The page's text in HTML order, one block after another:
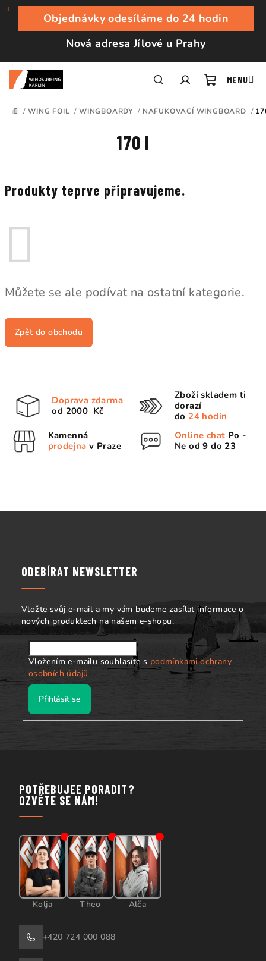
Přejít
obsah
Objednávky odesíláme do 24 hodin
Nová adresa Jílové u Prahy
DOMŮ
/ WING FOIL / WINGBOARDY / NAFUKOVACÍ WINGBOARD /
170 l
Produkty teprve připravujeme.
Můžete se ale podívat na ostatní kategorie.
Zpět do obchodu
Doprava zdarma
od 2000 Kč
Zboží skladem ti
dorazí
do 24 hodin
Kamenná
prodejna v Praze
Online chat Po -
Ne od 9 do 23
ODEBÍRAT NEWSLETTER
Vložte svůj e-mail a my vám budeme zasílat informace o
nových produktech na našem e-shopu.
Vložením e-mailu souhlasíte s podmínkami ochrany
osobních údajů
Přihlásit se
POTŘEBUJEE PORADIT?
OZVĚTE SE NÁM!
Kolja Theo Alča
+420 724 000 088